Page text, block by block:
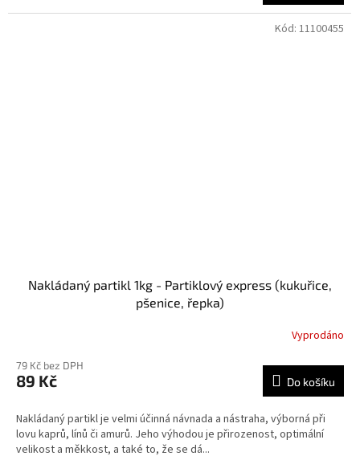
Nakládaný partikl 1kg - Partiklový express (kukuřice,
pšenice, řepka)
Vyprodáno
79 Kč bez DPH
89 Kč Do košíku
Nakládaný partikl je velmi účinná návnada a nástraha, výborná při
lovu kaprů, línů či amurů. Jeho výhodou je přirozenost, optimální
velikost a měkkost, a také to, že se dá...
Kód: 11100455